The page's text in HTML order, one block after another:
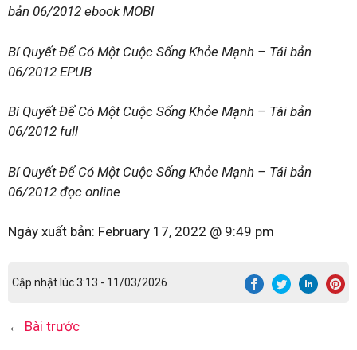
bản 06/2012 ebook MOBI
Bí Quyết Để Có Một Cuộc Sống Khỏe Mạnh – Tái bản
06/2012 EPUB
Bí Quyết Để Có Một Cuộc Sống Khỏe Mạnh – Tái bản
06/2012 full
Bí Quyết Để Có Một Cuộc Sống Khỏe Mạnh – Tái bản
06/2012 đọc online
Ngày xuất bản: February 17, 2022 @ 9:49 pm
Cập nhật lúc 3:13 - 11/03/2026
← Bài trước